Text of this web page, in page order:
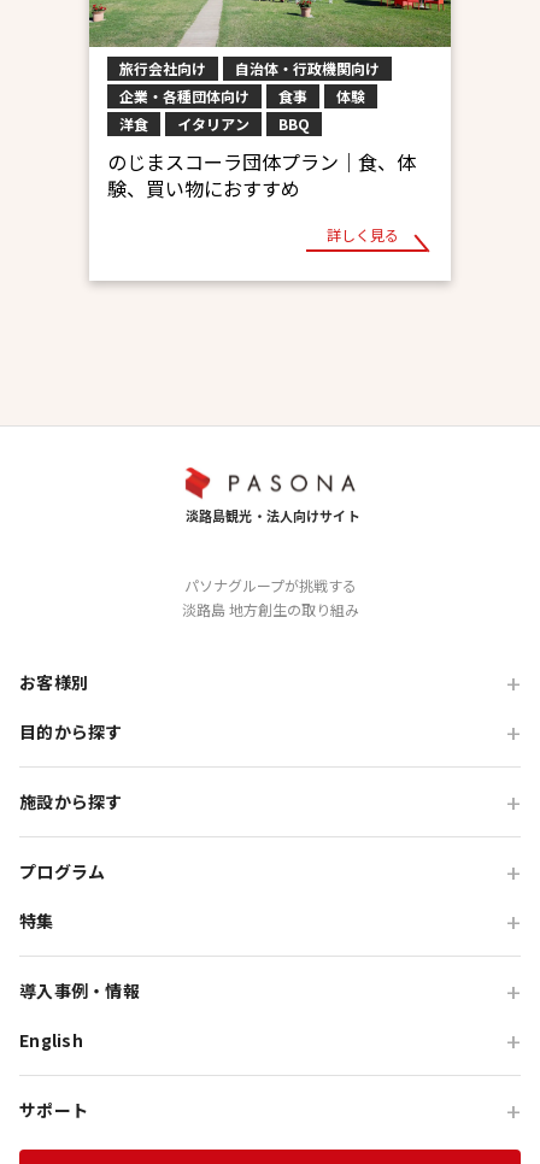
旅行会社向け
自治体・行政機関向け
企業・各種団体向け
食事
体験
洋食
イタリアン BBQ
のじまスコーラ団体プラン｜食、体
験、買い物におすすめ
詳しく見る
パソナグループが挑戦する
淡路島 地方創生の取り組み
お客様別
旅行会社の方
自治体・行政の方
目的から探す
研修・チームビルディング
インセンティブ・ご招待
高付加価値観光
貸切・イベント会場利用
教育旅行
施設から探す
オーシャンテラス
青海波
HELLO KITTY SMILE
HELLO KITTY SHOW BOX
プログラム
団体体験プログラム
団体貸切プログラム
団体食事プログラム
団体教育プログラム
特集
チームビルディング特集
インセンティブ旅行特集
導入事例・情報
旅行会社向け事例
English
サポート